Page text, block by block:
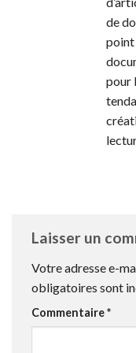
de
point
pour
Laisser un
Votre adresse e-
obligatoires sont
Commentaire*